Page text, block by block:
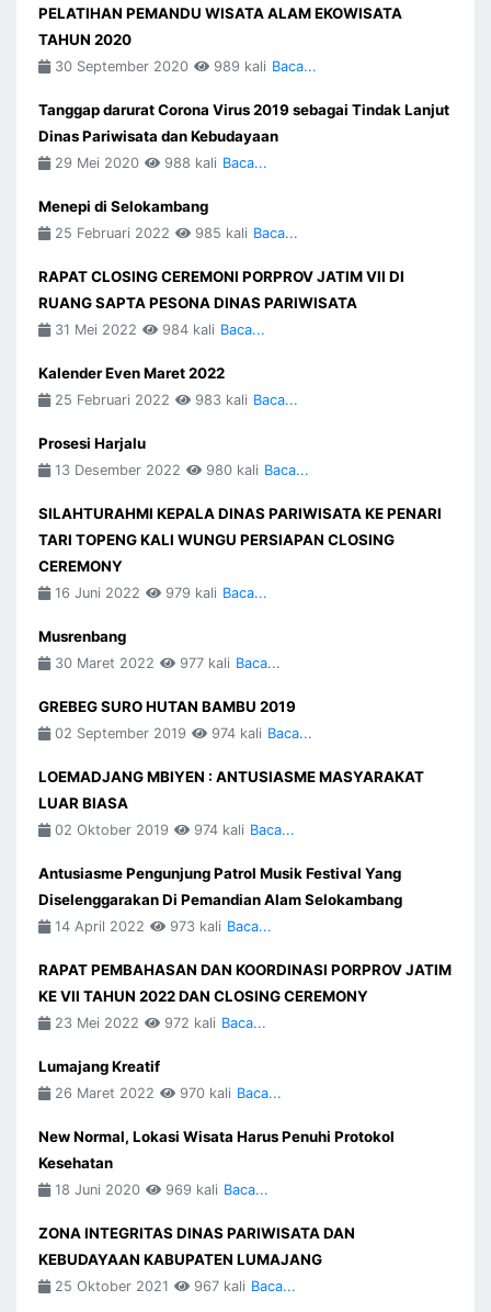
PELATIHAN PEMANDU WISATA ALAM EKOWISATA
TAHUN 2020
30 September 2020 989 kali Baca...
Tanggap darurat Corona Virus 2019 sebagai Tindak Lanjut
Dinas Pariwisata dan Kebudayaan
29 Mei 2020 988 kali Baca...
Menepi di Selokambang
25 Februari 2022 985 kali Baca...
RAPAT CLOSING CEREMONI PORPROV JATIM VII DI
RUANG SAPTA PESONA DINAS PARIWISATA
31 Mei 2022 984 kali Baca...
Kalender Even Maret 2022
25 Februari 2022 983 kali Baca...
Prosesi Harjalu
13 Desember 2022 980 kali Baca...
SILAHTURAHMI KEPALA DINAS PARIWISATA KE PENARI
TARI TOPENG KALI WUNGU PERSIAPAN CLOSING
CEREMONY
16 Juni 2022 979 kali Baca...
Musrenbang
30 Maret 2022 977 kali Baca...
GREBEG SURO HUTAN BAMBU 2019
02 September 2019 974 kali Baca...
LOEMADJANG MBIYEN : ANTUSIASME MASYARAKAT
LUAR BIASA
02 Oktober 2019 974 kali Baca...
Antusiasme Pengunjung Patrol Musik Festival Yang
Diselenggarakan Di Pemandian Alam Selokambang
14 April 2022 973 kali Baca...
RAPAT PEMBAHASAN DAN KOORDINASI PORPROV JATIM
KE VII TAHUN 2022 DAN CLOSING CEREMONY
23 Mei 2022 972 kali Baca...
Lumajang Kreatif
26 Maret 2022 970 kali Baca...
New Normal, Lokasi Wisata Harus Penuhi Protokol
Kesehatan
18 Juni 2020 969 kali Baca...
ZONA INTEGRITAS DINAS PARIWISATA DAN
KEBUDAYAAN KABUPATEN LUMAJANG
25 Oktober 2021 967 kali Baca...